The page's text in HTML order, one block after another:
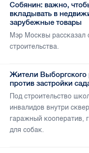
Собянин: важно,
вкладывать в
зарубежные товары
Мэр Москвы рассказал
строительства.
Жители Выборгского
против застройки
Под строительство
инвалидов внутри
гаражный кооператив,
для собак.